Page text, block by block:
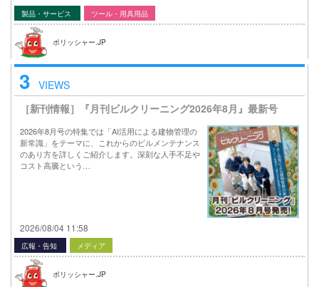
製品・サービス ツール・用具用品
ポリッシャー.JP
3 VIEWS
［新刊情報］『月刊ビルクリーニング2026年8月』最新号
2026年8月号の特集では「AI活用による建物管理の
新常識」をテーマに、これからのビルメンテナンス
のあり方を詳しくご紹介します。深刻な人手不足や
コスト高騰という…
2026/08/04 11:58
広報・告知 メディア
ポリッシャー.JP